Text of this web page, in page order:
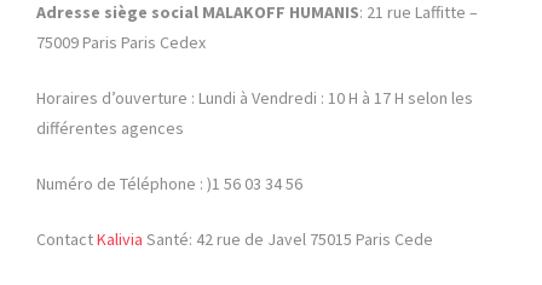
Adresse siège social MALAKOFF HUMANIS: 21 rue Laffitte –
75009 Paris Paris Cedex
Horaires d’ouverture : Lundi à Vendredi : 10 H à 17 H selon les
différentes agences
Numéro de Téléphone : )1 56 03 34 56
ContactKalivia Santé: 42 rue de Javel 75015 Paris Cede